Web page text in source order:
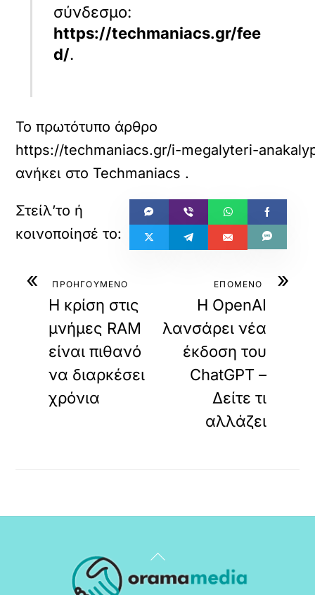
σύνδεσμο:
https://techmaniacs.gr/fee
d/.
Το πρωτότυπο άρθρο
https://techmaniacs.gr/i-megalyteri-
ανήκει στο Techmaniacs .
« ΠΡΟΗΓΟΥΜΕΝΟ
Η κρίση στις
μνήμες RAM
είναι πιθανό
να διαρκέσει
χρόνια
»
ΕΠΟΜΕΝΟ
Η OpenAI
λανσάρει νέα
έκδοση του
ChatGPT –
Δείτε τι
αλλάζει
Back
To